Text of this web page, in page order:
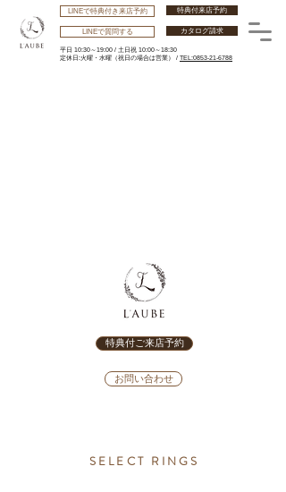
特典付来店予約
LINEで特典付き来店予約
カタログ請求
平日 10:30～19:00 / 土日祝 10:00～18:30
​定休日:火曜・水曜 （祝日の場合は営業） / TEL:0853-21-6788
LINEで質問する
特典付ご来店予約
お問い合わせ
SELECT RINGS